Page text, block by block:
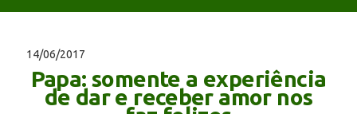
14/06/2017
Papa: somente a experiência
de dar e receber amor nos